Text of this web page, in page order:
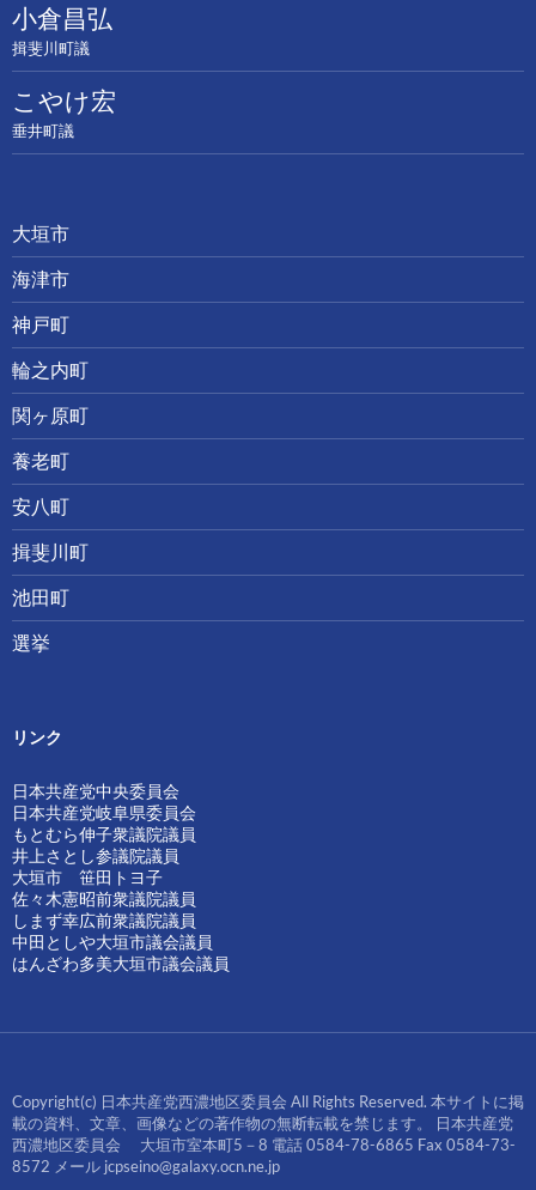
小倉昌弘
揖斐川町議
こやけ宏
垂井町議
大垣市
海津市
神戸町
輪之内町
関ヶ原町
養老町
安八町
揖斐川町
池田町
選挙
リンク
日本共産党中央委員会
日本共産党岐阜県委員会
もとむら伸子衆議院議員
井上さとし参議院議員
大垣市 笹田トヨ子
佐々木憲昭前衆議院議員
しまず幸広前衆議院議員
中田としや大垣市議会議員
はんざわ多美大垣市議会議員
Copyright(c) 日本共産党西濃地区委員会 All Rights Reserved. 本サイトに掲
載の資料、文章、画像などの著作物の無断転載を禁じます。 日本共産党
西濃地区委員会 大垣市室本町5－8 電話 0584-78-6865 Fax 0584-73-
8572 メール jcpseino@galaxy.ocn.ne.jp